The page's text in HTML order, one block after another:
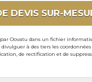
DEVIS SUR-
Oovatu dans un fichier
à des tiers les
de rectification et de